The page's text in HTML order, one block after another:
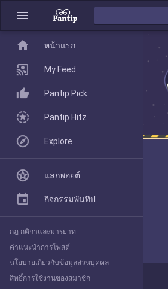
menu
home
Pantip Pick
Explore
home หน้าแรก
My Feed
Pantip Pick
Pantip Hitz
Explore
แลกพอยต์
กิจกรรมพันทิป
กฎ กติกาและมารยาท
คำแนะนำการโพสต์
นโยบายเกี่ยวกับข้อมูลส่วนบุคคล
สิทธิ์การใช้งานของสมาชิก